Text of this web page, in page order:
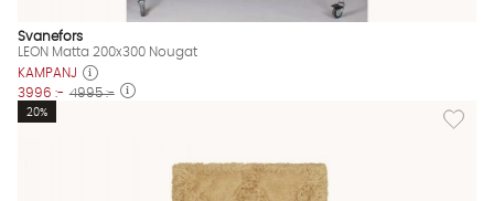
Svanefors
LEON Matta 200x300 Nougat
KAMPANJ
3996 :- 4995 :-
Lägg
20%